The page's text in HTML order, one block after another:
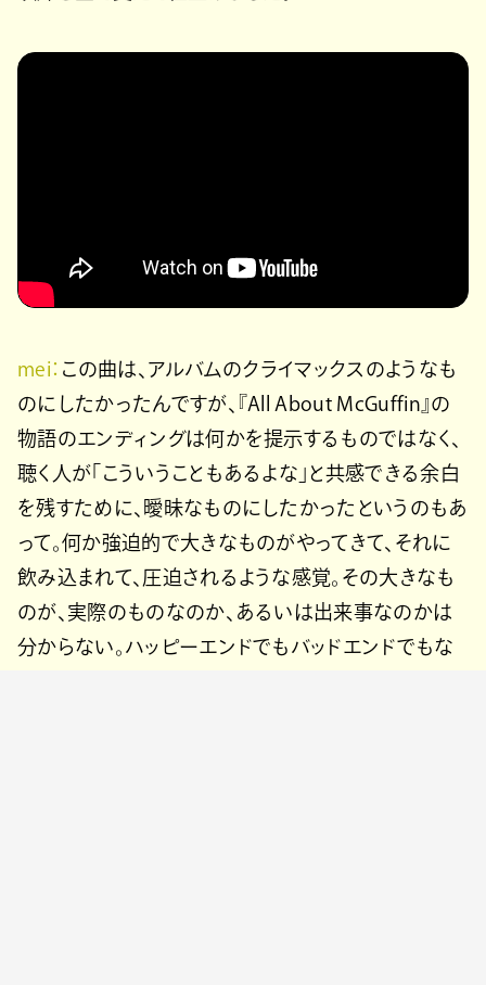
mei： この曲は、アルバムのクライマックスのようなも
のにしたかったんですが、『All About McGuffin』の
物語のエンディングは何かを提示するものではなく、
聴く人が「こういうこともあるよな」と共感できる余白
を残すために、曖昧なものにしたかったというのもあ
って。何か強迫的で大きなものがやってきて、それに
飲み込まれて、圧迫されるような感覚。その大きなも
のが、実際のものなのか、あるいは出来事なのかは
分からない。ハッピーエンドでもバッドエンドでもな